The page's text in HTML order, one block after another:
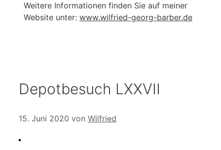
Weitere Informationen finden Sie auf meiner
Website unter: www.wilfried-georg-barber.de
Depotbesuch LXXVII
15. Juni 2020 von Wilfried